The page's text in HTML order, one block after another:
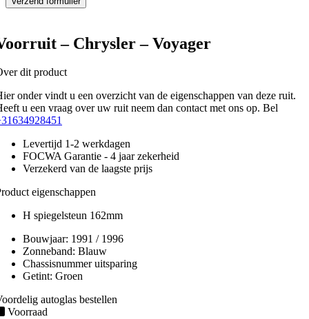
– Chrysler – Voyager
dit product
onder vindt u een overzicht van de eigenschappen van deze ruit.
u een vraag over uw ruit neem dan contact met ons op. Bel
Levertijd 1-2 werkdagen
FOCWA Garantie - 4 jaar zekerheid
Verzekerd van de laagste prijs
eigenschappen
H spiegelsteun 162mm
Bouwjaar: 1991 / 1996
Zonneband: Blauw
Chassisnummer uitsparing
Getint: Groen
autoglas bestellen
Voorraad